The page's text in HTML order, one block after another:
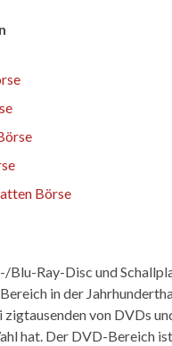
Börse
Blu-Ray-Disc und
in der
zigtausenden von DVDs
hat. Der DVD-Bereich